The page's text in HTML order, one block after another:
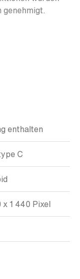
genehmigt.
enthalten
C
1 440 Pixel